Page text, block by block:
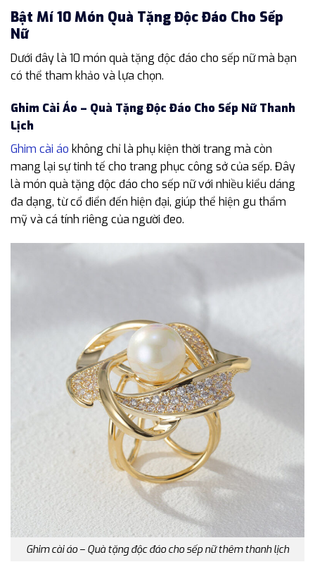
Bật Mí 10 Món Quà Tặng Độc Đáo Cho Sếp
Nữ
Dưới đây là 10 món quà tặng độc đáo cho sếp nữ mà bạn
có thể tham khảo và lựa chọn.
Ghim Cài Áo – Quà Tặng Độc Đáo Cho Sếp Nữ Thanh
Lịch
Ghim cài áo không chỉ là phụ kiện thời trang mà còn
mang lại sự tinh tế cho trang phục công sở của sếp. Đây
là món quà tặng độc đáo cho sếp nữ với nhiều kiểu dáng
đa dạng, từ cổ điển đến hiện đại, giúp thể hiện gu thẩm
mỹ và cá tính riêng của người đeo.
Ghim cài áo – Quà tặng độc đáo cho sếp nữ thêm thanh lịch